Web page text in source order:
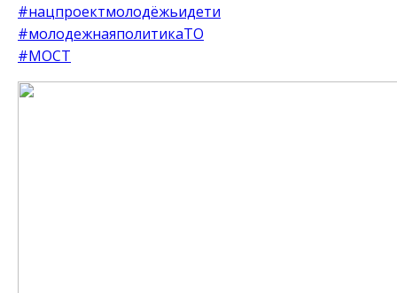
#нацпроектмолодёжьидети
#молодежнаяполитикаТО
#МОСТ